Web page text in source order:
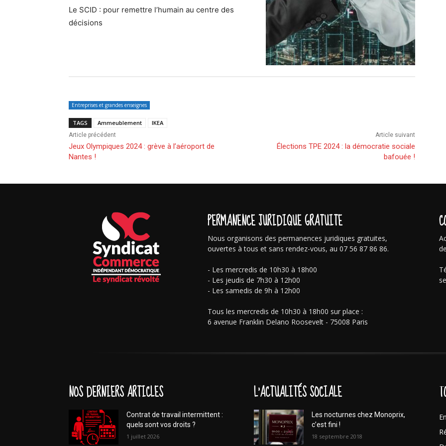
Le SCID : pour remettre l’humain au centre des
décisions
Entreprises et grandes enseignes
TAGS Ammeublement IKEA
Article précédent
Jeux Olympiques 2024 : grève à l’aéroport de
Nantes !
Article suivant
Élections TPE 2024 : la démocratie sociale
bafouée !
PERMANENCE JURIDIQUE GRATUITE
Nous organisons des permanences juridiques gratuites,
ouvertes à tous et sans rendez-vous, au 07 56 87 86 86.
- Les mercredis de 10h30 à 18h00
- Les jeudis de 7h30 à 12h00
- Les samedis de 9h à 12h00
Tous les mercredis de 10h30 à 18h00 sur place :
6 avenue Franklin Delano Roosevelt - 75008 Paris
NOS DERNIERS ARTICLES
Contrat de travail intermittent :
quels sont vos droits ?
1 juillet 2026
L'ACTUALITÉS SOCIALE
Les nocturnes chez Monoprix,
c’est fini !
18 septembre 2018